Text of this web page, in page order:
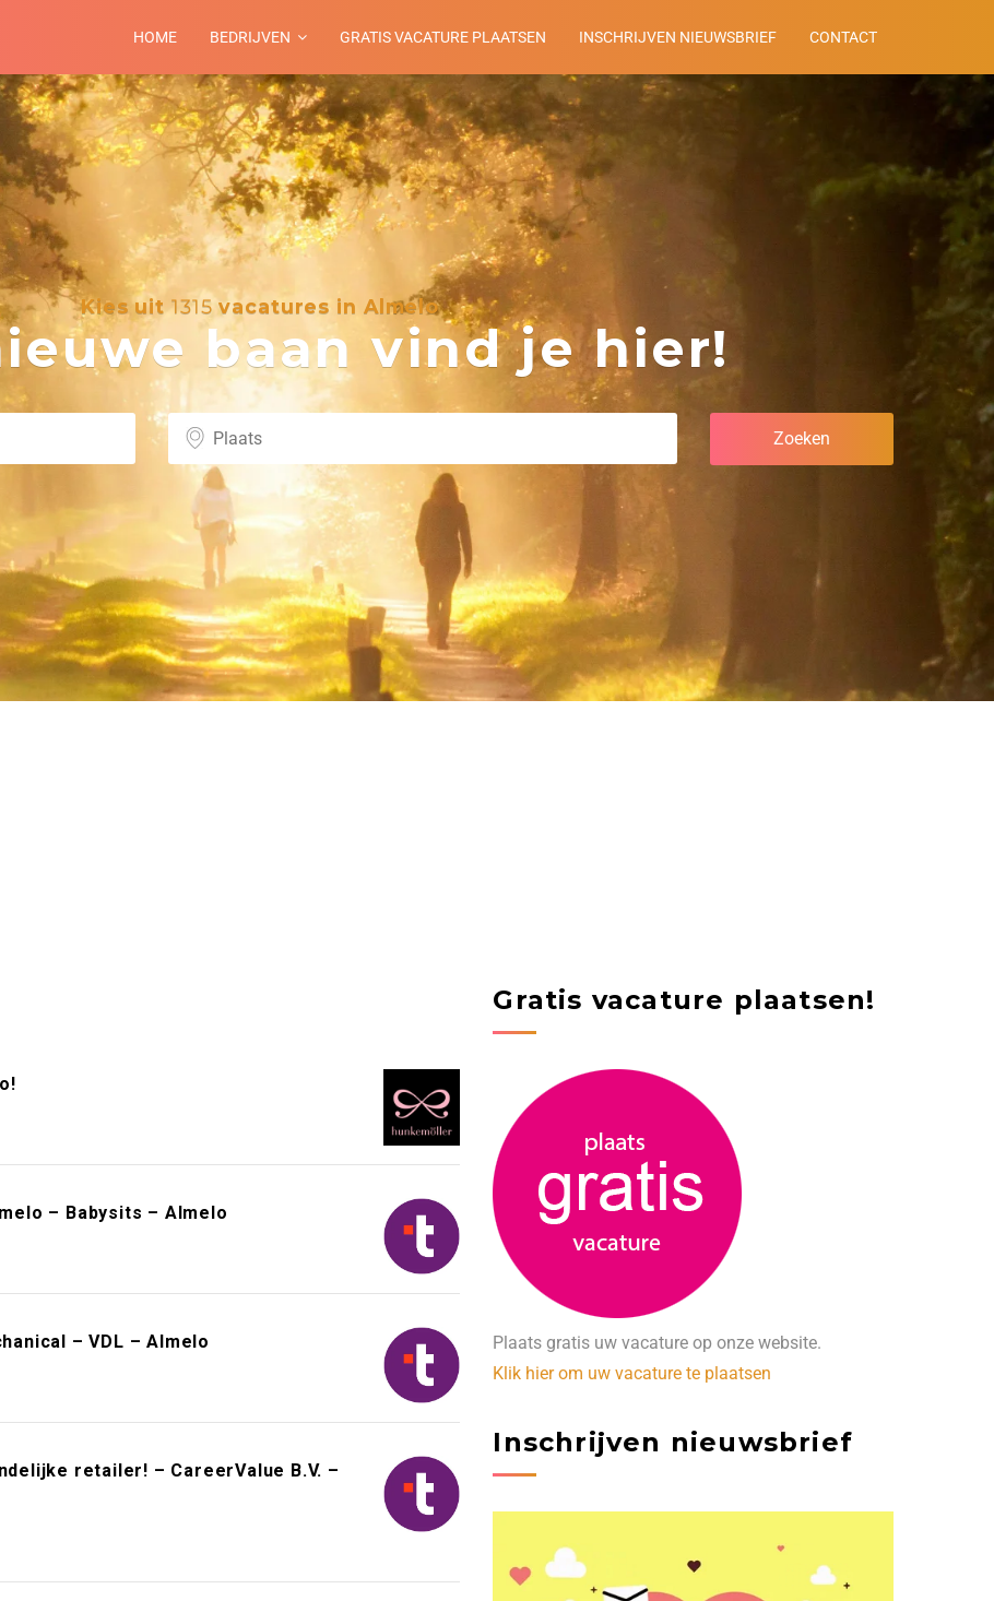
HOME BEDRIJVEN GRATIS VACATURE PLAATSEN INSCHRIJVEN NIEUWSBRIEF CONTACT
Kies uit1315vacatures in Almelo
baan vind je hier!
– Babysits – Almelo
– VDL – Almelo
retailer! – CareerValue B.V. –
Gratis vacature plaatsen!
Plaats gratis uw vacature op onze website.
Klik hier om uw vacature te plaatsen
Inschrijven nieuwsbrief